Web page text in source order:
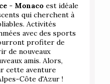
- Monaco est idéale
qui cherchent à
Activités
avec des sports
profiter de
de nouveaux
amis. Alors,
cette aventure
Côte d'Azur !